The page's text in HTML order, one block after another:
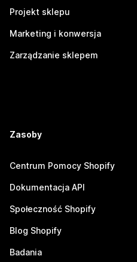
Projekt sklepu
Marketing i konwersja
Zarządzanie sklepem
Zasoby
Centrum Pomocy Shopify
Dokumentacja API
Społeczność Shopify
Blog Shopify
Badania